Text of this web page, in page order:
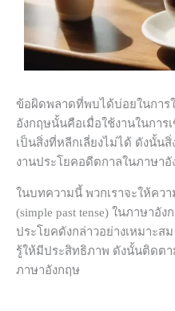
ข้อผิดพลาดที่พบได้บ่อยในการ
อังกฤษนั้นคือเมื่อใช้งานในกา
เป็นสิ่งที่หลีกเลี่ยงไม่ได้ ดังนั้น
งานประโยคอดีตกาลในภาษาอั
ในบทความนี้ พวกเราจะให้ค
(simple past tense) ในภาษาอั
ประโยคดังกล่าวอย่างเหมาะส
รู้ให้มีประสิทธิภาพ ดังนั้นติดตา
ภาษาอังกฤษ